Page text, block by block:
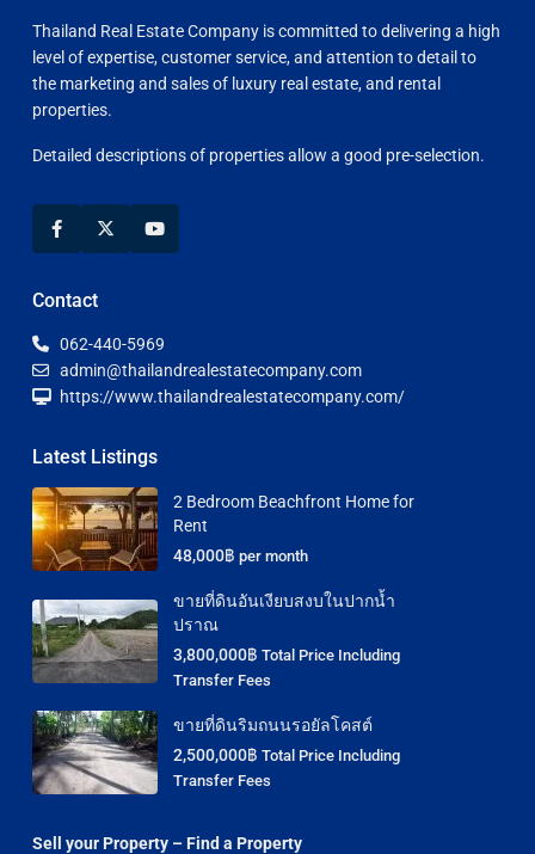
Thailand Real Estate Company is committed to delivering a high
level of expertise, customer service, and attention to detail to
the marketing and sales of luxury real estate, and rental
properties.
Detailed descriptions of properties allow a good pre-selection.
Contact
062-440-5969
admin@thailandrealestatecompany.com
https://www.thailandrealestatecompany.com/
Latest Listings
2 Bedroom Beachfront Home for
Rent
48,000฿ per month
ขายที่ดินอันเงียบสงบในปากน้ำ
ปราณ
3,800,000฿ Total Price Including
Transfer Fees
ขายที่ดินริมถนนรอยัลโคสต์
2,500,000฿ Total Price Including
Transfer Fees
Sell your Property – Find a Property